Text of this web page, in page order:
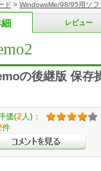
ド > WindowsMe/98/95用ソフ
レビュー
の後継版 保存
価(2 人)：
件